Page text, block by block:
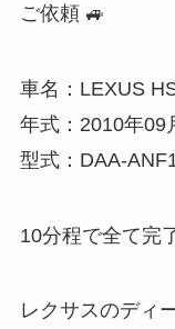
ご依頼 🚙
車名：LEXUS
年式：2010年09
型式：DAA-
10分程で全て完
レクサスのディ